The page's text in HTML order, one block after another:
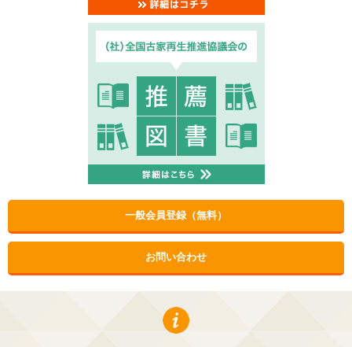
一般会員登録（無料）
お問い合わせ